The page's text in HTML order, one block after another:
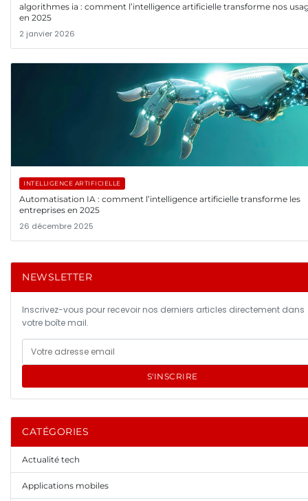
algorithmes ia : comment l’intelligence artificielle transforme nos
en 2025
2 janvier 2026
INTELLIGENCE ARTIFICIELLE
Automatisation IA : comment l’intelligence artificielle transforme les
entreprises en 2025
26 décembre 2025
NEWSLETTER
Inscrivez-vous pour recevoir nos derniers articles directement dans
votre boîte mail.
S'INSCRIRE
CATÉGORIES
Actualité tech
Applications mobiles